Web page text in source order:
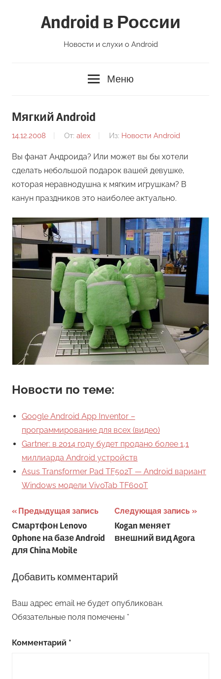
Android в России
Новости и слухи о Android
Меню
Мягкий Android
14.12.2008 От: alex Из: Новости Android
Вы фанат Андроида? Или может вы бы хотели
сделать небольшой подарок вашей девушке,
которая неравнодушна к мягким игрушкам? В
канун праздников это наиболее актуально.
Новости по теме:
Google Android App Inventor –
программирование для всех (видео)
Gartner: в 2014 году будет продано более 1,1
миллиарда Android устройств
Asus Transformer Pad TF502T — Android вариант
Windows модели VivoTab TF600T
Навигация
по
записям
Предыдущая запись
Смартфон Lenovo
Ophone на базе Android
для China Mobile
Следующая запись
Kogan меняет
внешний вид Agora
Добавить комментарий
Ваш адрес email не будет опубликован.
Обязательные поля помечены *
Комментарий *